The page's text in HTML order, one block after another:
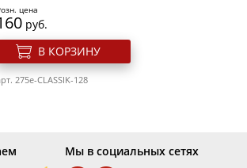
цена
руб.
В КОРЗИНУ
275e-CLASSIK-128
Мы в социальных сетях